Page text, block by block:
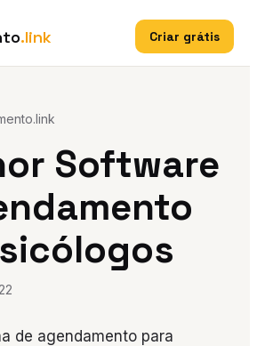
.link Criar grátis
Software
de agendamento para